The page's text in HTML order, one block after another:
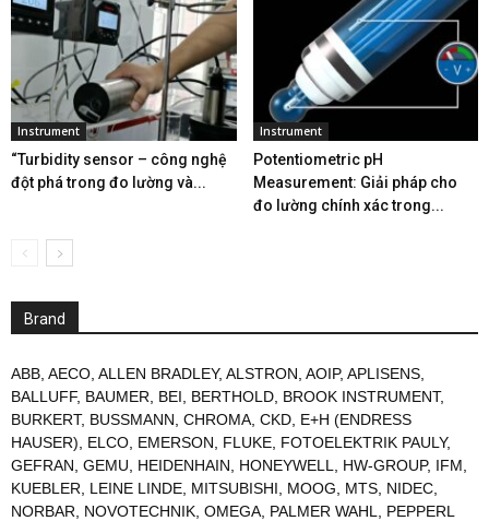
Instrument
“Turbidity sensor – công nghệ
đột phá trong đo lường và...
Instrument
Potentiometric pH
Measurement: Giải pháp cho
đo lường chính xác trong...
Brand
ABB AECO ALLEN BRADLEY, ALSTRON AOIP, APLISENS
BALLUFF, BAUMER BEI BERTHOLD BROOK INSTRUMENT,
BURKERT, BUSSMANN CHROMA CKD E+H (ENDRESS
HAUSER)
ELCO EMERSON FLUKE FOTOELEKTRIK PAULY,
GEFRAN GEMU HEIDENHAIN HONEYWELL HW-GROUP, IFM
KUEBLER
LEINE LINDE MITSUBISHI MOOG MTS NIDEC
NORBAR
NOVOTECHNIK OMEGA PALMER WAHL
PEPPERL